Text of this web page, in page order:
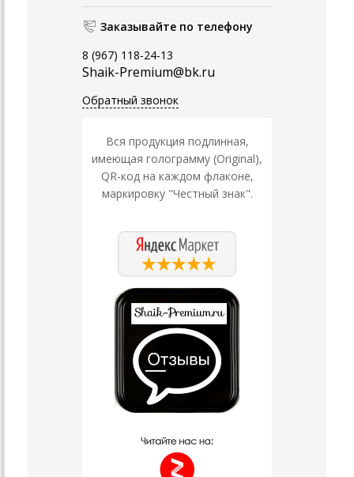
Заказывайте по телефону
8 (967) 118-24-13
Shaik-Premium@bk.ru
Обратный звонок
Вся продукция подлинная,
имеющая голограмму (Original),
QR-код на каждом флаконе,
маркировку "Честный знак".